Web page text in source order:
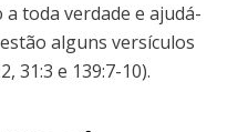
toda verdade e ajudá-
alguns versículos
31:3 e 139:7-10).